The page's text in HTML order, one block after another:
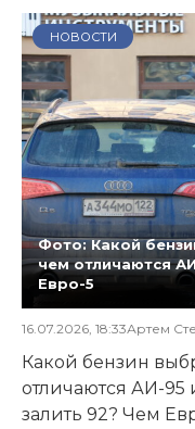
НОВОСТИ
Фото: Какой
чем отличаются
Евро-5
16.07.2026, 18:33Артем
Какой бензин
отличаются АИ-95
залить 92? Чем